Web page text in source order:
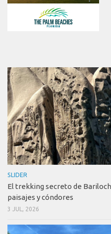
SLIDER
El trekking secreto de
paisajes y cóndores
3 JUL, 2026